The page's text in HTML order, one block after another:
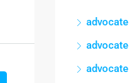
advocate
advocate
advocate